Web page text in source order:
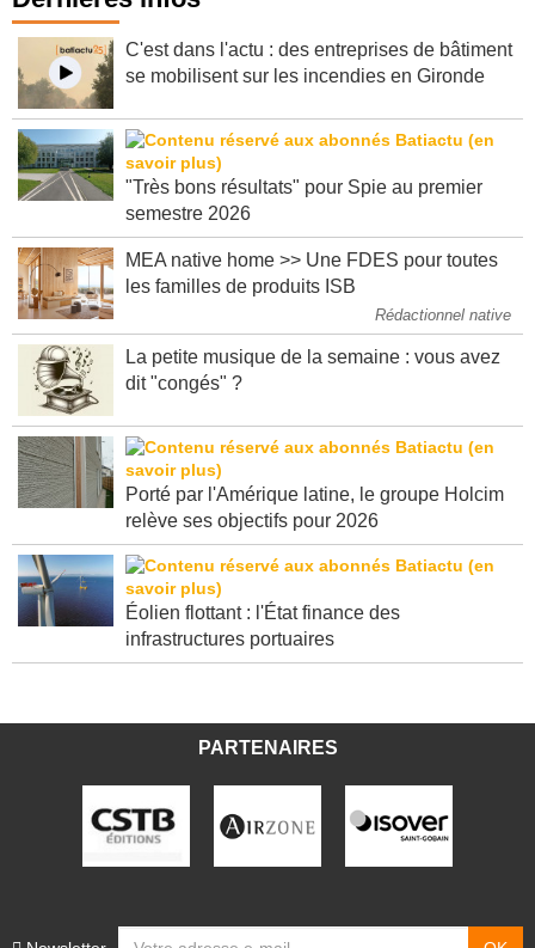
C'est dans l'actu : des entreprises de bâtiment
se mobilisent sur les incendies en Gironde
"Très bons résultats" pour Spie au premier
semestre 2026
MEA native home >> Une FDES pour toutes
les familles de produits ISB
Rédactionnel native
La petite musique de la semaine : vous avez
dit "congés" ?
Porté par l'Amérique latine, le groupe Holcim
relève ses objectifs pour 2026
Éolien flottant : l'État finance des
infrastructures portuaires
PARTENAIRES